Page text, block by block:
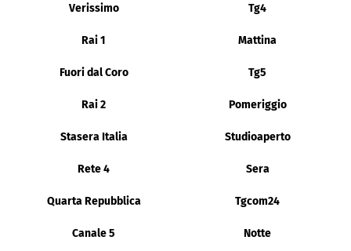
Verissimo Tg4
Rai 1 Mattina
Fuori dal Coro Tg5
Rai 2 Pomeriggio
Stasera Italia Studioaperto
Rete 4 Sera
Quarta Repubblica Tgcom24
Canale 5 Notte